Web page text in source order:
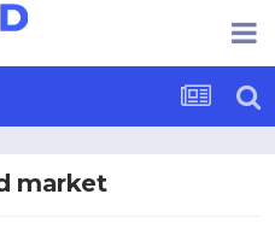
market